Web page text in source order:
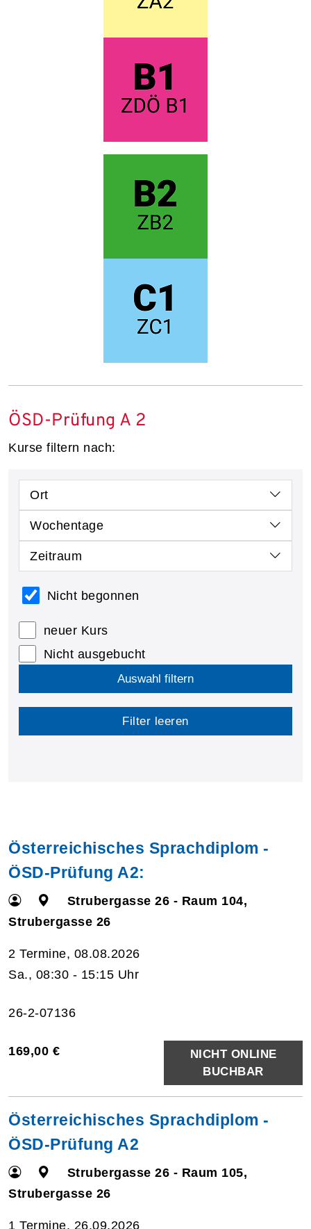
ÖSD-Prüfung A 2
Kurse filtern nach:
Ort
Wochentage
Zeitraum
Nicht begonnen
neuer Kurs
Nicht ausgebucht
Auswahl filtern
Filter leeren
Österreichisches Sprachdiplom -
ÖSD-Prüfung A2:
Strubergasse 26 - Raum 104,
Strubergasse 26
2 Termine, 08.08.2026
Sa., 08:30 - 15:15 Uhr
26-2-07136
169,00 €
NICHT ONLINE
BUCHBAR
Österreichisches Sprachdiplom -
ÖSD-Prüfung A2
Strubergasse 26 - Raum 105,
Strubergasse 26
1 Termine, 26.09.2026